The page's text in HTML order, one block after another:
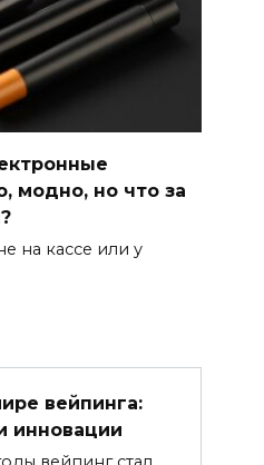
модно, но что за
на кассе или у
вейпинга:
инновации